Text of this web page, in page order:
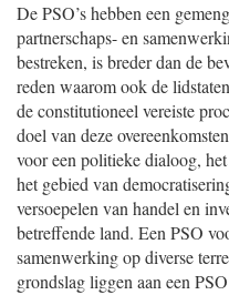
De PSO’s hebben een
partnerschaps- en
bestreken, is breder dan de
reden waarom ook de
de constitutioneel vereiste
doel van deze
voor een politieke dialoog,
het gebied van
versoepelen van handel en
betreffende land. Een PSO
samenwerking op diverse
grondslag liggen aan een